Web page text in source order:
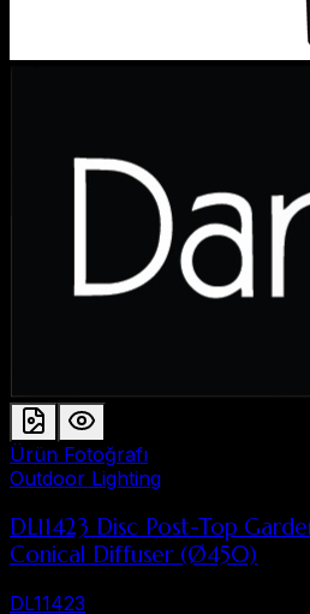
Ürün Fotoğrafı
Outdoor Lighting
DL11423 Disc Post-Top
Conical Diffuser (Ø450)
DL11423